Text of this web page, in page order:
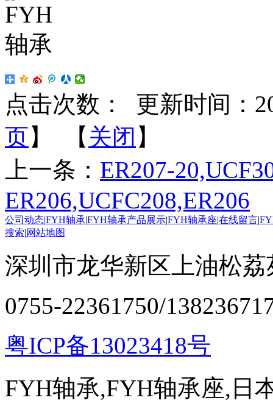
点击次数：
更新时间：
页】 【 关闭 】
上一条： ER207-
ER206,UCFC208,ER206
公司动态|FYH轴承|FYH轴承产品展示|FYH轴承座|在线留言|
搜索|网站地图
深圳市龙华新区上油松
0755-22361750/
粤ICP备13023418号
FYH轴承,FYH轴承座,日